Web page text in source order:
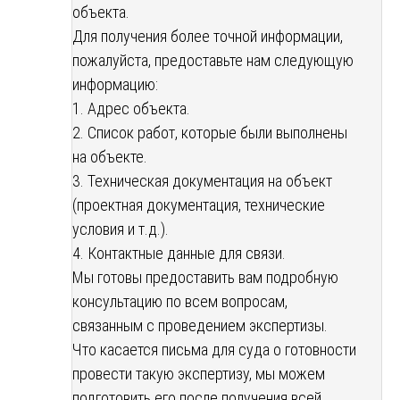
объекта.
Для получения более точной информации,
пожалуйста, предоставьте нам следующую
информацию:
1. Адрес объекта.
2. Список работ, которые были выполнены
на объекте.
3. Техническая документация на объект
(проектная документация, технические
условия и т.д.).
4. Контактные данные для связи.
Мы готовы предоставить вам подробную
консультацию по всем вопросам,
связанным с проведением экспертизы.
Что касается письма для суда о готовности
провести такую экспертизу, мы можем